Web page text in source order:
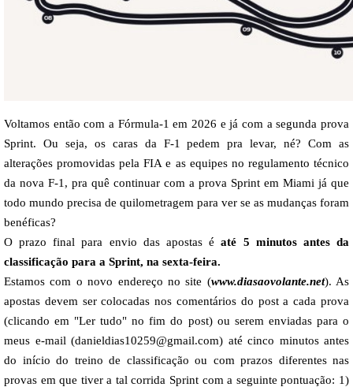
Voltamos então com a Fórmula-1 em 2026 e já com a segunda prova
Sprint. Ou seja, os caras da F-1 pedem pra levar, né? Com as
alterações promovidas pela FIA e as equipes no regulamento técnico
da nova F-1, pra quê continuar com a prova Sprint em Miami já que
todo mundo precisa de quilometragem para ver se as mudanças foram
benéficas?
O prazo final para envio das apostas é até 5 minutos antes da
classificação para a Sprint, na sexta-feira.
Estamos com o novo endereço no site (www.diasaovolante.net). As
apostas devem ser colocadas nos comentários do post a cada prova
(clicando em "Ler tudo" no fim do post) ou serem enviadas para o
meus e-mail (danieldias10259@gmail.com) até cinco minutos antes
do início do treino de classificação ou com prazos diferentes nas
provas em que tiver a tal corrida Sprint com a seguinte pontuação: 1)